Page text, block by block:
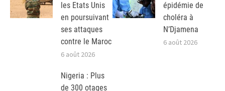
les Etats Unis
en poursuivant
ses attaques
contre le Maroc
6 août 2026
épidémie de
choléra à
N’Djamena
6 août 2026
Nigeria : Plus
de 300 otages